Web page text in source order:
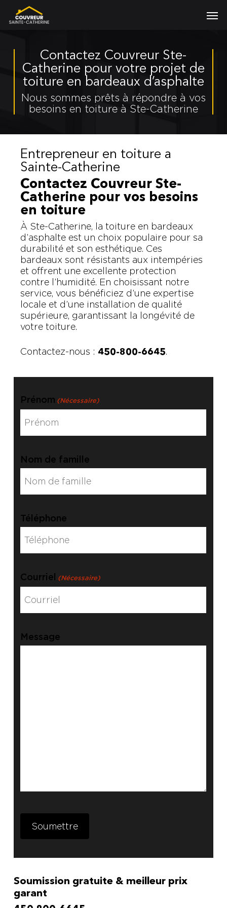
main
Contactez Couvreur Ste-
Catherine pour votre projet de
toiture en bardeaux d’asphalte
Nous sommes prêts à répondre à vos
besoins en toiture à Ste-Catherine
Entrepreneur en toiture a
Sainte-Catherine
Contactez Couvreur Ste-
Catherine pour vos besoins
en toiture
À Ste-Catherine, la toiture en bardeaux
d’asphalte est un choix populaire pour sa
durabilité et son esthétique. Ces
bardeaux sont résistants aux intempéries
et offrent une excellente protection
contre l’humidité. En choisissant notre
service, vous bénéficiez d’une expertise
locale et d’une installation de qualité
supérieure, garantissant la longévité de
votre toiture.
Contactez-nous : 450-800-6645.
Prénom (Nécessaire)
Nom de famille
Téléphone
Courriel (Nécessaire)
Message
Soumettre
Alternative:
Soumission gratuite & meilleur prix
garant